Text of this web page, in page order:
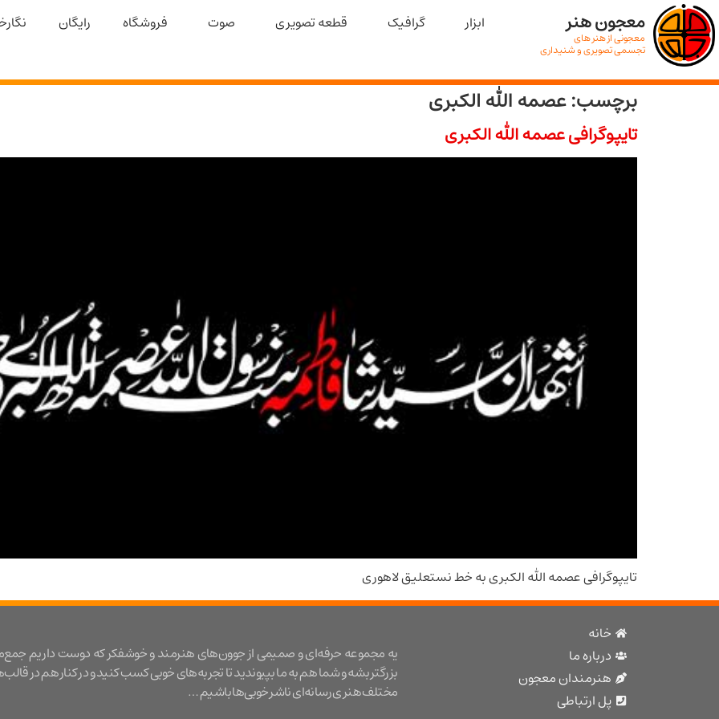
معجون هنر
معجونی از هنر های
تجسمی تصویری و شنیداری
ابزار گرافیک قطعه تصویری صوت فروشگاه رایگان
برچسب:عصمه الله الکبری
تایپوگرافی عصمه الله الکبری
تایپوگرافی عصمه الله الکبری به خط نستعلیق لاهوری
خانه
درباره ما
هنرمندان معجون
پل ارتباطی
یه مجموعه حرفه‌ای و صمیمی از جوون‌های هنرمند و خوشفکر که دوست داریم
بزرگتر بشه و شما هم به ما بپیوندید تا تجربه‌های خوبی کسب کنید و در کنار هم در
مختلف هنری رسانه‌ای ناشر خوبی‌ها باشیم …